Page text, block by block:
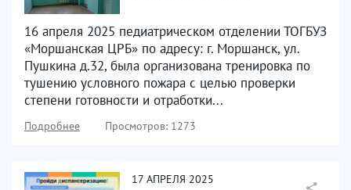
16 апреля 2025 педиатрическом отделении ТОГБУЗ
«Моршанская ЦРБ» по адресу: г. Моршанск, ул.
Пушкина д.32, была организована тренировка по
тушению условного пожара с целью проверки
степени готовности и отработки...
Подробнее Просмотров: 1273
17 АПРЕЛЯ 2025